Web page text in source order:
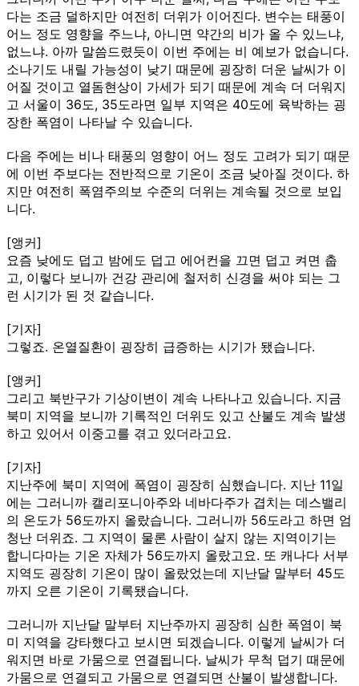
다는 조금 덜하지만 여전히 더위가 이어진다. 변수는 태풍이
어느 정도 영향을 주느냐, 아니면 약간의 비가 올 수 있느냐,
없느냐. 아까 말씀드렸듯이 이번 주에는 비 예보가 없습니다.
소나기도 내릴 가능성이 낮기 때문에 굉장히 더운 날씨가 이
어질 것이고 열돔현상이 가세가 되기 때문에 계속 더 더워지
고 서울이 36도, 35도라면 일부 지역은 40도에 육박하는 굉
장한 폭염이 나타날 수 있습니다.
다음 주에는 비나 태풍의 영향이 어느 정도 고려가 되기 때문
에 이번 주보다는 전반적으로 기온이 조금 낮아질 것이다. 하
지만 여전히 폭염주의보 수준의 더위는 계속될 것으로 보입
니다.
[앵커]
요즘 낮에도 덥고 밤에도 덥고 에어컨을 끄면 덥고 켜면 춥
고, 이렇다 보니까 건강 관리에 철저히 신경을 써야 되는 그
런 시기가 된 것 같습니다.
[기자]
그렇죠. 온열질환이 굉장히 급증하는 시기가 됐습니다.
[앵커]
그리고 북반구가 기상이변이 계속 나타나고 있습니다. 지금
북미 지역을 보니까 기록적인 더위도 있고 산불도 계속 발생
하고 있어서 이중고를 겪고 있더라고요.
[기자]
지난주에 북미 지역에 폭염이 굉장히 심했습니다. 지난 11일
에는 그러니까 캘리포니아주와 네바다주가 겹치는 데스밸리
의 온도가 56도까지 올랐습니다. 그러니까 56도라고 하면 엄
청난 더위죠. 그 지역이 물론 사람이 살지 않는 지역이기는
합니다마는 기온 자체가 56도까지 올랐고요. 또 캐나다 서부
지역도 굉장히 기온이 많이 올랐었는데 지난달 말부터 45도
까지 오른 기온이 기록됐습니다.
그러니까 지난달 말부터 지난주까지 굉장히 심한 폭염이 북
미 지역을 강타했다고 보시면 되겠습니다. 이렇게 날씨가 더
워지면 바로 가뭄으로 연결됩니다. 날씨가 무척 덥기 때문에
가뭄으로 연결되고 가뭄으로 연결되면 산불이 발생합니다.